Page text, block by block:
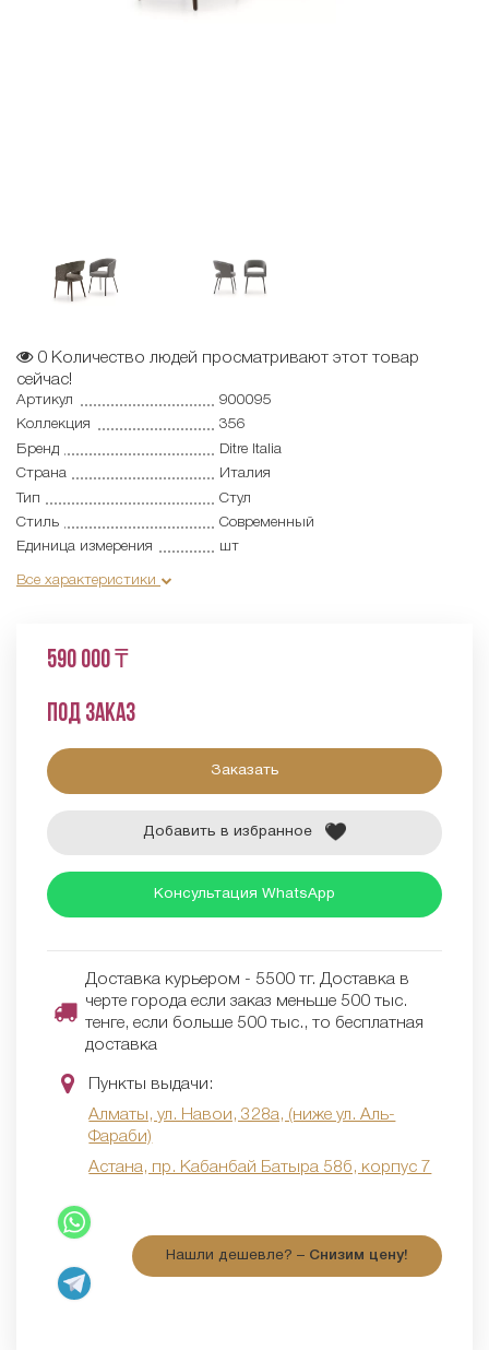
0 Количество людей просматривают этот товар
сейчас!
Артикул
900095
Коллекция
356
Бренд
Ditre Italia
Страна
Италия
Тип
Стул
Стиль
Современный
Единица измерения
шт
Все характеристики
590 000 ₸
Под заказ
Заказать
Добавить в избранное
Консультация WhatsApp
Доставка курьером - 5500 тг. Доставка в
черте города если заказ меньше 500 тыс.
тенге, если больше 500 тыс., то бесплатная
доставка
Пункты выдачи:
Алматы, ул. Навои, 328а, (ниже ул. Аль-
Фараби)
Астана, пр. Кабанбай Батыра 58б, корпус 7
Нашли дешевле? – Снизим цену!